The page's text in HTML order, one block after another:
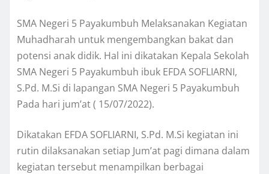
SMA Negeri 5 Payakumbuh Melaksanakan Kegiatan
Muhadharah untuk mengembangkan bakat dan
potensi anak didik. Hal ini dikatakan Kepala Sekolah
SMA Negeri 5 Payakumbuh ibuk EFDA SOFLIARNI,
S.Pd. M.Si di lapangan SMA Negeri 5 Payakumbuh
Pada hari jum’at ( 15/07/2022).
Dikatakan EFDA SOFLIARNI, S.Pd. M.Si kegiatan ini
rutin dilaksanakan setiap Jum’at pagi dimana dalam
kegiatan tersebut menampilkan berbagai